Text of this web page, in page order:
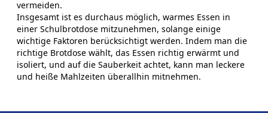
vermeiden.
Insgesamt ist es durchaus möglich, warmes Essen in
einer Schulbrotdose mitzunehmen, solange einige
wichtige Faktoren berücksichtigt werden. Indem man die
richtige Brotdose wählt, das Essen richtig erwärmt und
isoliert, und auf die Sauberkeit achtet, kann man leckere
und heiße Mahlzeiten überallhin mitnehmen.